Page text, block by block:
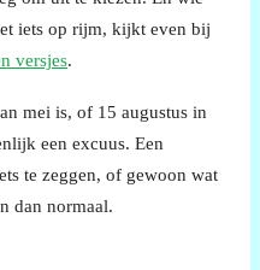
iets op rijm, kijkt even bij
versjes.
mei is, of 15 augustus in
een excuus. Een
te zeggen, of gewoon wat
dan normaal.